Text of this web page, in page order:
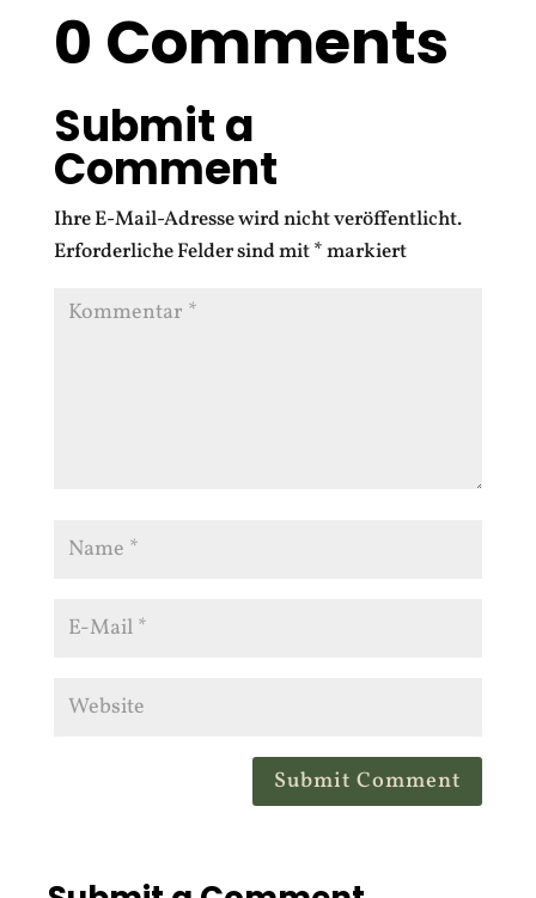
0 Comments
Submit a
Comment
Ihre E-Mail-Adresse wird nicht veröffentlicht.
Erforderliche Felder sind mit*markiert
Submit Comment